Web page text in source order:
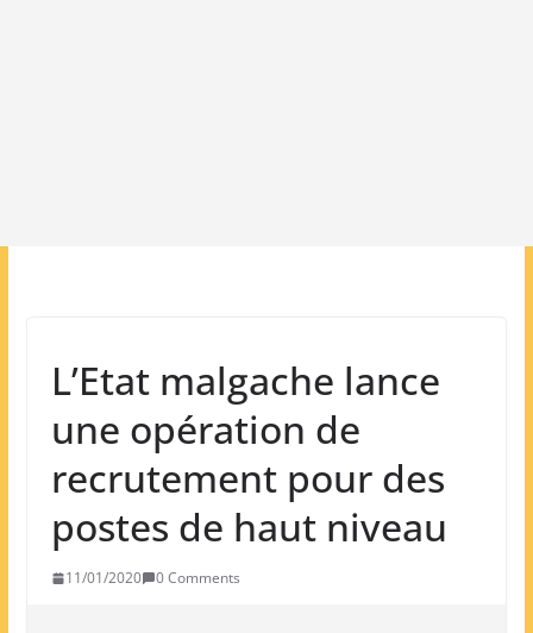
L’Etat malgache lance
une opération de
recrutement pour des
postes de haut niveau
11/01/2020 0 Comments